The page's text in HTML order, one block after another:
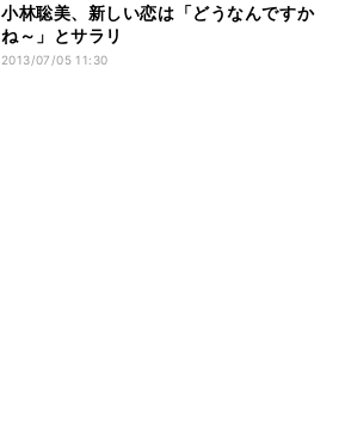
小林聡美、新しい恋は「どうなんですか
ね～」とサラリ
2013/07/05 11:30